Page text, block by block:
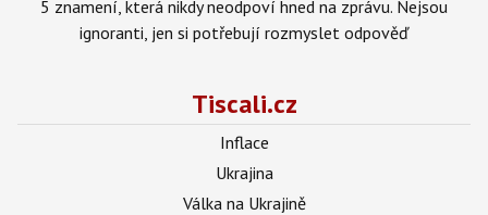
5 znamení, která nikdy neodpoví hned na zprávu. Nejsou
ignoranti, jen si potřebují rozmyslet odpověď
Tiscali.cz
Inflace
Ukrajina
Válka na Ukrajině